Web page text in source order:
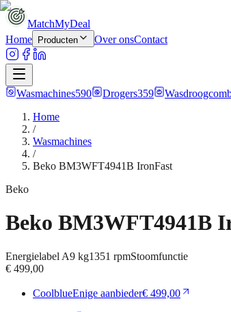
MatchMyDeal
Home
Producten Over onsContact
Wasmachines590 Drogers359
Home
/
Wasmachines
/
Beko BM3WFT4941B IronFast
Beko
Beko BM3WFT4941B
Energielabel A9 kg1351 rpmStoomfunctie
€ 499,00
CoolblueEnige aanbieder€ 499,00